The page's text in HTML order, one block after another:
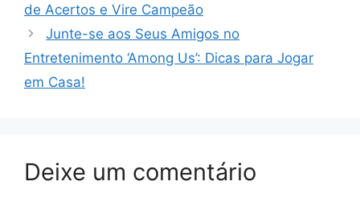
de Acertos e Vire Campeão
Junte-se aos Seus Amigos no
Entretenimento ‘Among Us’: Dicas para Jogar
em Casa!
Deixe um comentário